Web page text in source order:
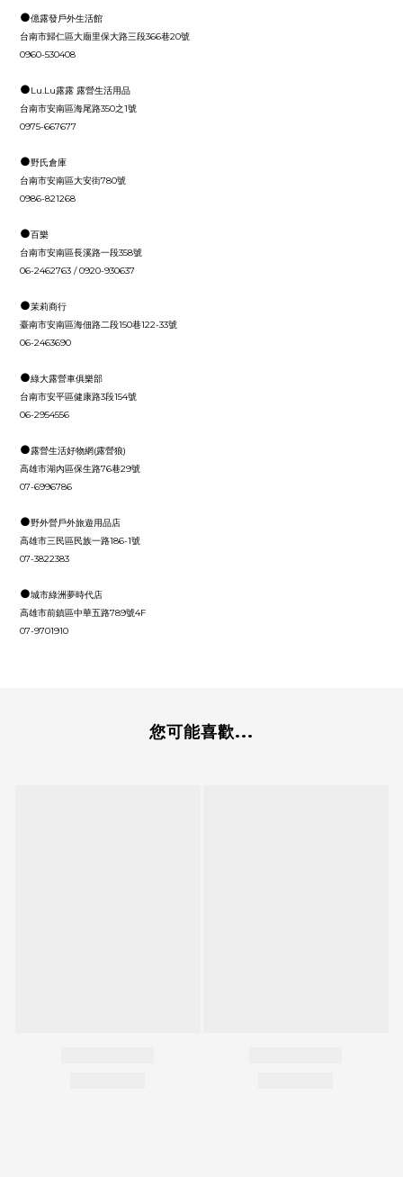
●億露發戶外生活館
台南市歸仁區大廟里保大路三段366巷20號
0960-530408
●Lu.Lu露露 露營生活用品
台南市安南區海尾路350之1號
0975-667677
●野氏倉庫
台南市安南區大安街780號
0986-821268
●百樂
台南市安南區長溪路一段358號
06-2462763 / 0920-930637
●茉莉商行
臺南市安南區海佃路二段150巷122-33號
06-2463690
●綠大露營車俱樂部
台南市安平區健康路3段154號
06-2954556
●露營生活好物網(露營狼)
高雄市湖內區保生路76巷29號
07-6996786
●野外營戶外旅遊用品店
高雄市三民區民族一路186-1號
07-3822383
●城市綠洲夢時代店
高雄市前鎮區中華五路789號4F
07-9701910
您可能喜歡...